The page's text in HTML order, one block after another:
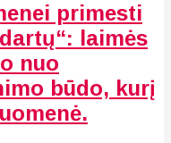
primesti
laimės
nuo
būdo, kurį